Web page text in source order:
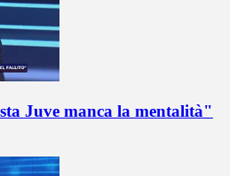
Juve manca la mentalità"